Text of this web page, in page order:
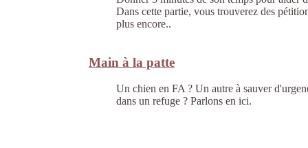
Dans cette partie, vous trouverez des
plus encore..
Main à la patte
Un chien en FA ? Un autre à sauver
dans un refuge ? Parlons en ici.